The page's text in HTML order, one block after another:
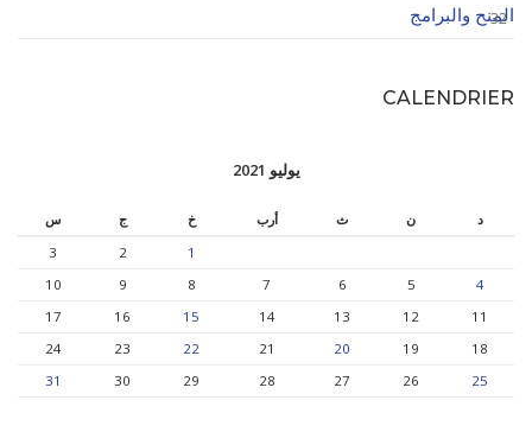
المنح والبرامج
32
CALENDRIER
يوليو 2021
د ن ث أرب خ ج
س
1
2
3
4
5
6
7
8
9
10
11
12
13
14
15
16
17
18
19
20
21
22
23
24
25
26
27
28
29
30
31